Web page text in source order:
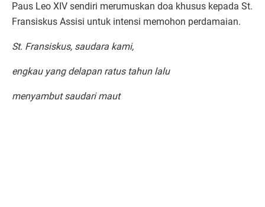
Paus Leo XIV sendiri merumuskan doa khusus kepada St.
Fransiskus Assisi untuk intensi memohon perdamaian.
St. Fransiskus, saudara kami,
engkau yang delapan ratus tahun lalu
menyambut saudari maut